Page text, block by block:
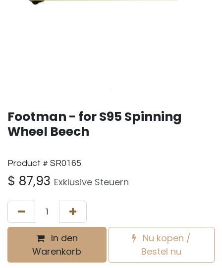
Footman - for S95 Spinning
Wheel Beech
Product # SR0165
$ 87,93 Exklusive Steuern
In den
Warenkorb
Nu kopen /
Bestel nu